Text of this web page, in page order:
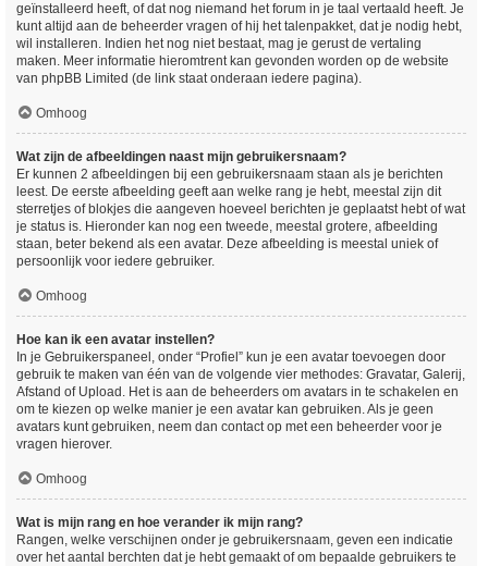
geïnstalleerd heeft, of dat nog niemand het forum in je taal vertaald heeft. Je
kunt altijd aan de beheerder vragen of hij het talenpakket, dat je nodig hebt,
wil installeren. Indien het nog niet bestaat, mag je gerust de vertaling
maken. Meer informatie hieromtrent kan gevonden worden op de website
van phpBB Limited (de link staat onderaan iedere pagina).
Omhoog
Wat zijn de afbeeldingen naast mijn gebruikersnaam?
Er kunnen 2 afbeeldingen bij een gebruikersnaam staan als je berichten
leest. De eerste afbeelding geeft aan welke rang je hebt, meestal zijn dit
sterretjes of blokjes die aangeven hoeveel berichten je geplaatst hebt of wat
je status is. Hieronder kan nog een tweede, meestal grotere, afbeelding
staan, beter bekend als een avatar. Deze afbeelding is meestal uniek of
persoonlijk voor iedere gebruiker.
Omhoog
Hoe kan ik een avatar instellen?
In je Gebruikerspaneel, onder “Profiel” kun je een avatar toevoegen door
gebruik te maken van één van de volgende vier methodes: Gravatar, Galerij,
Afstand of Upload. Het is aan de beheerders om avatars in te schakelen en
om te kiezen op welke manier je een avatar kan gebruiken. Als je geen
avatars kunt gebruiken, neem dan contact op met een beheerder voor je
vragen hierover.
Omhoog
Wat is mijn rang en hoe verander ik mijn rang?
Rangen, welke verschijnen onder je gebruikersnaam, geven een indicatie
over het aantal berchten dat je hebt gemaakt of om bepaalde gebruikers te